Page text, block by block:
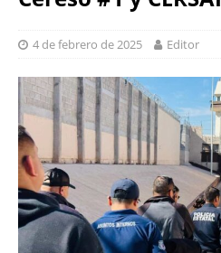
4 de febrero de 2025 Editor